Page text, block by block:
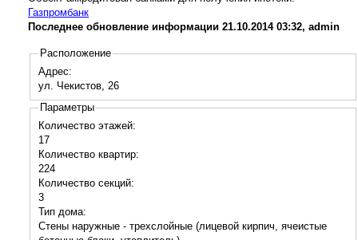
Газпромбанк
Последнее обновление информации 21.10.2014 03:32, admin
Расположение
Адрес:
ул. Чекистов, 26
Параметры
Количество этажей:
17
Количество квартир:
224
Количество секций:
3
Тип дома:
Стены наружные - трехслойные (лицевой кирпич, ячеистые